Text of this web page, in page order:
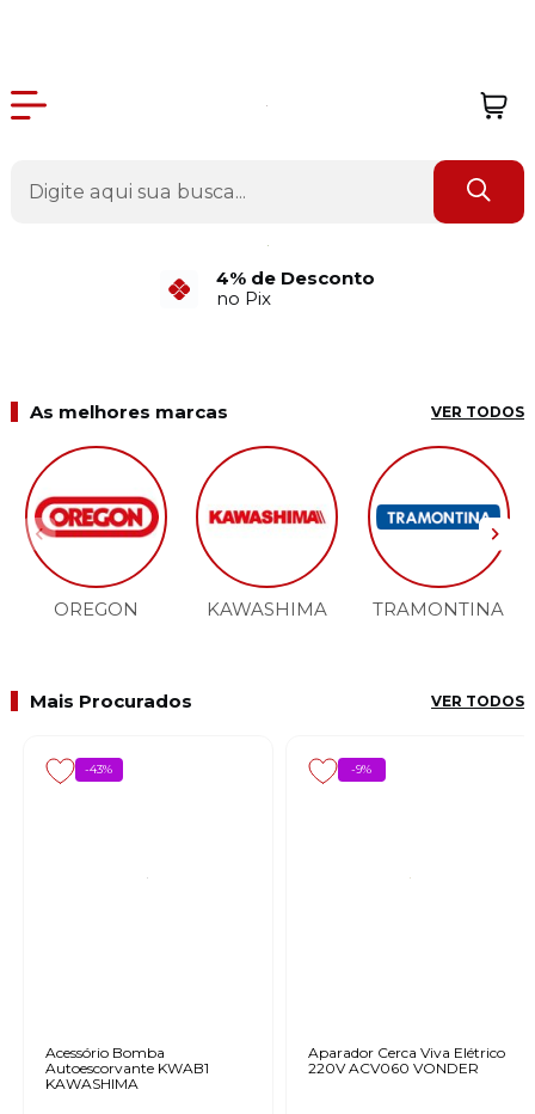
4% de Desconto
no Pix
As melhores marcas VER TODOS
OREGON KAWASHIMA TRAMONTINA
Mais Procurados VER TODOS
-43%
Acessório Bomba
Autoescorvante KWAB1
KAWASHIMA
-9%
Aparador Cerca Viva Elétrico
220V ACV060 VONDER